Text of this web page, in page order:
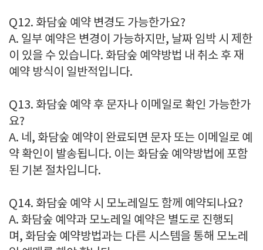
Q12. 화담숲 예약 변경도 가능한가요?
A. 일부 예약은 변경이 가능하지만, 날짜 임박 시 제한
이 있을 수 있습니다. 화담숲 예약방법 내 취소 후 재
예약 방식이 일반적입니다.
Q13. 화담숲 예약 후 문자나 이메일로 확인 가능한가
요?
A. 네, 화담숲 예약이 완료되면 문자 또는 이메일로 예
약 확인이 발송됩니다. 이는 화담숲 예약방법에 포함
된 기본 절차입니다.
Q14. 화담숲 예약 시 모노레일도 함께 예약되나요?
A. 화담숲 예약과 모노레일 예약은 별도로 진행되
며, 화담숲 예약방법과는 다른 시스템을 통해 모노레